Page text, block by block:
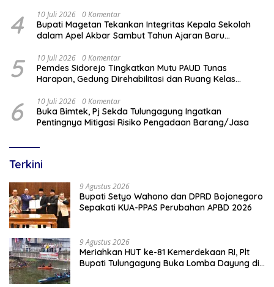
4 10 Juli 2026 0 Komentar
Bupati Magetan Tekankan Integritas Kepala Sekolah
dalam Apel Akbar Sambut Tahun Ajaran Baru
5 10 Juli 2026 0 Komentar
Pemdes Sidorejo Tingkatkan Mutu PAUD Tunas
Harapan, Gedung Direhabilitasi dan Ruang Kelas
6 10 Juli 2026 0 Komentar
Buka Bimtek, Pj Sekda Tulungagung Ingatkan
Pentingnya Mitigasi Risiko Pengadaan Barang/Jasa
Terkini
9 Agustus 2026
Bupati Setyo Wahono dan DPRD Bojonegoro
Sepakati KUA-PPAS Perubahan APBD 2026
9 Agustus 2026
Meriahkan HUT ke-81 Kemerdekaan RI, Plt
Bupati Tulungagung Buka Lomba Dayung di